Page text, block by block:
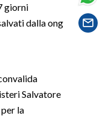
giorni
dalla ong
Salvatore
la